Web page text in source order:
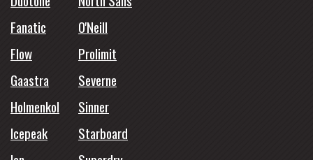
Fanatic
O'Neill
Flow
Prolimit
Gaastra
Severne
Holmenkol
Sinner
Icepeak
Starboard